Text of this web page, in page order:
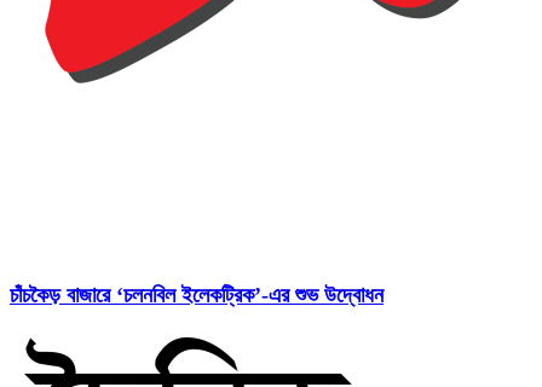
চাঁচকৈড় বাজারে ‘চলনবিল ইলেকট্রিক’-এর শুভ উদ্বোধন